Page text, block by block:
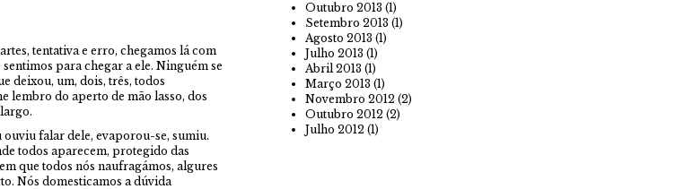
tentativa e erro, chegamos lá com
para chegar a ele. Ninguém se
deixou, um, dois, três, todos
lembro do aperto de mão lasso, dos
ouviu falar dele, evaporou-se, sumiu.
todos aparecem, protegido das
que todos nós naufragámos, algures
Nós domesticamos a dúvida
Outubro 2013 (1)
Setembro 2013 (1)
Agosto 2013 (1)
Julho 2013 (1)
Abril 2013 (1)
Março 2013 (1)
Novembro 2012 (2)
Outubro 2012 (2)
Julho 2012 (1)